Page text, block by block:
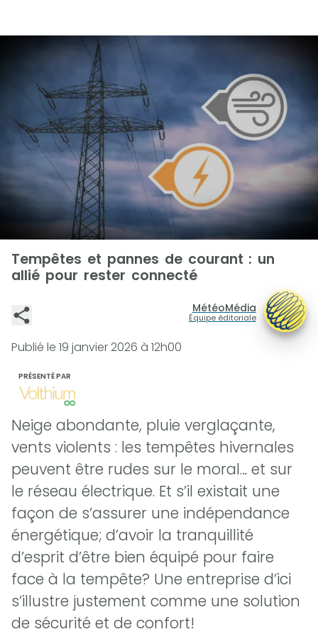
Tempêtes et pannes de courant : un
allié pour rester connecté
MétéoMédia
Équipe éditoriale
Publié le 19 janvier 2026 à 12h00
PRÉSENTÉ PAR
Neige abondante, pluie verglaçante,
vents violents : les tempêtes hivernales
peuvent être rudes sur le moral… et sur
le réseau électrique. Et s’il existait une
façon de s’assurer une indépendance
énergétique; d’avoir la tranquillité
d’esprit d’être bien équipé pour faire
face à la tempête? Une entreprise d’ici
s’illustre justement comme une solution
de sécurité et de confort!